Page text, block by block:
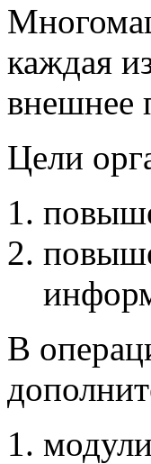
каждая
внешнее
Цели
В
1.